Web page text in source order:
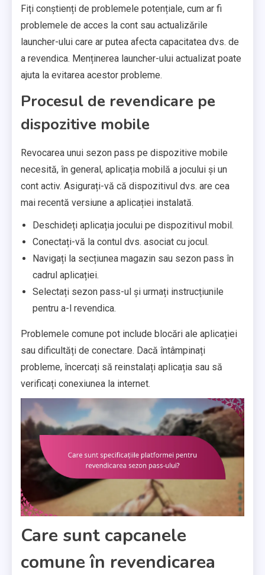
Fiți conștienți de problemele potențiale, cum ar fi
problemele de acces la cont sau actualizările
launcher-ului care ar putea afecta capacitatea dvs. de
a revendica. Menținerea launcher-ului actualizat poate
ajuta la evitarea acestor probleme.
Procesul de revendicare pe
dispozitive mobile
Revocarea unui sezon pass pe dispozitive mobile
necesită, în general, aplicația mobilă a jocului și un
cont activ. Asigurați-vă că dispozitivul dvs. are cea
mai recentă versiune a aplicației instalată.
Deschideți aplicația jocului pe dispozitivul mobil.
Conectați-vă la contul dvs. asociat cu jocul.
Navigați la secțiunea magazin sau sezon pass în
cadrul aplicației.
Selectați sezon pass-ul și urmați instrucțiunile
pentru a-l revendica.
Problemele comune pot include blocări ale aplicației
sau dificultăți de conectare. Dacă întâmpinați
probleme, încercați să reinstalați aplicația sau să
verificați conexiunea la internet.
Care sunt capcanele
comune în revendicarea